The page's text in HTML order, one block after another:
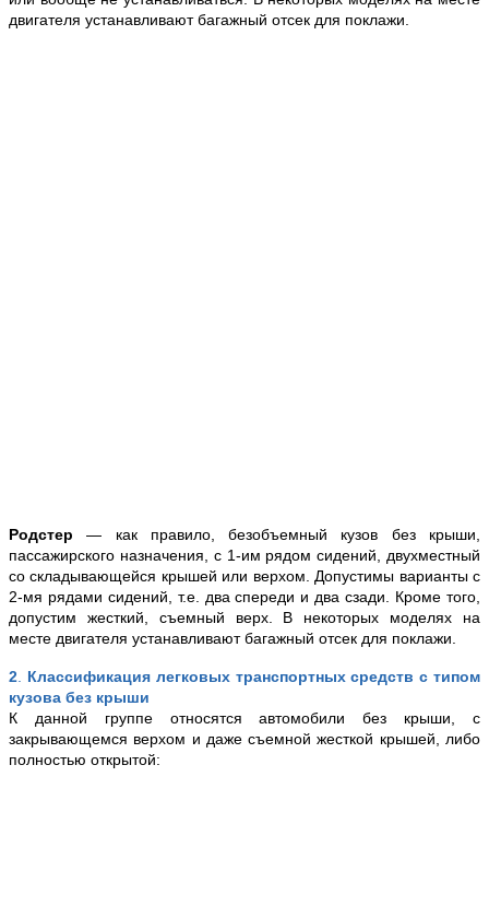
двигателя устанавливают багажный отсек для поклажи.
Родстер— как правило, безобъемный кузов без крыши,
пассажирского назначения, с 1-им рядом сидений, двухместный
со складывающейся крышей или верхом. Допустимы варианты с
2-мя рядами сидений, т.е. два спереди и два сзади. Кроме того,
допустим жесткий, съемный верх. В некоторых моделях на
месте двигателя устанавливают багажный отсек для поклажи.
2
Классификация легковых транспортных средств с типом
кузова без крыши
К данной группе относятся автомобили без крыши, с
закрывающемся верхом и даже съемной жесткой крышей, либо
полностью открытой: